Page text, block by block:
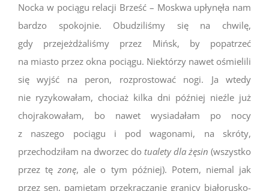
Nocka w pociągu relacji Brześć – Moskwa upłynęła nam
bardzo spokojnie. Obudziliśmy się na chwilę,
gdy przejeżdżaliśmy przez Mińsk, by popatrzeć
na miasto przez okna pociągu. Niektórzy nawet ośmielili
się wyjść na peron, rozprostować nogi. Ja wtedy
nie ryzykowałam, chociaż kilka dni później nieźle już
chojrakowałam, bo nawet wysiadałam po nocy
z naszego pociągu i pod wagonami, na skróty,
przechodziłam na dworzec do tualety dla żęsin (wszystko
przez tęzonę, ale o tym później). Potem, niemal jak
przez sen, pamiętam przekraczanie granicy białorusko-